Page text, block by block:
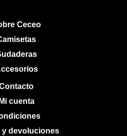
Ceceo
Mi cuenta
y devoluciones